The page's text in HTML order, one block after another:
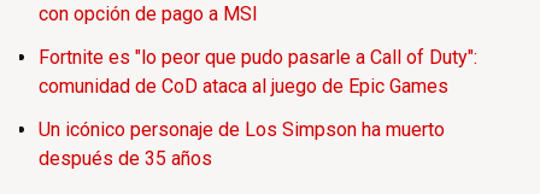
con opción de pago a MSI
Fortnite es "lo peor que pudo pasarle a Call of Duty":
comunidad de CoD ataca al juego de Epic Games
Un icónico personaje de Los Simpson ha muerto
después de 35 años